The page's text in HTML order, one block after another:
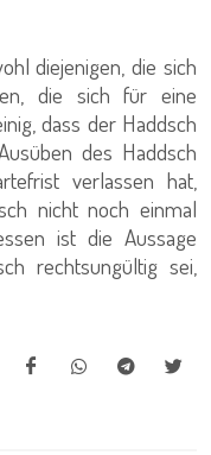
diejenigen, die sich
die sich für eine
dass der Haddsch
des Haddsch
verlassen hat,
nicht noch einmal
ist die Aussage
rechtsungültig sei,